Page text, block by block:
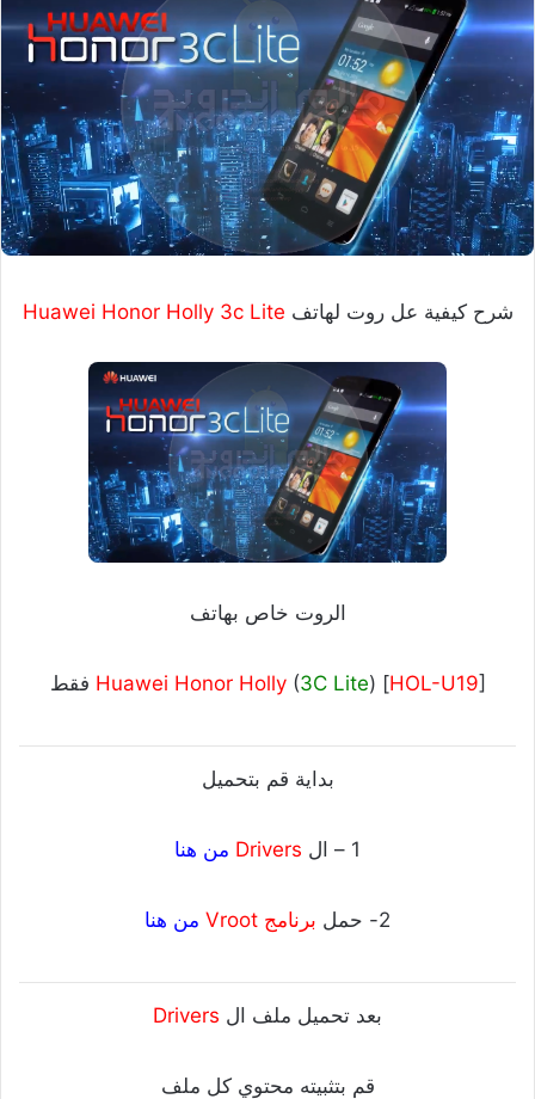
شرح كيفية عل روت لهاتف
الروت خاص بهاتف
Huawei Honor Holly(3C Lite) [HOL-U19] فقط
بداية قم بتحميل
1 – ال Drivers من هنا
2- حمل برنامج Vroot من هنا
بعد تحميل ملف ال Drivers
قم بتثبيته محتوي كل ملف